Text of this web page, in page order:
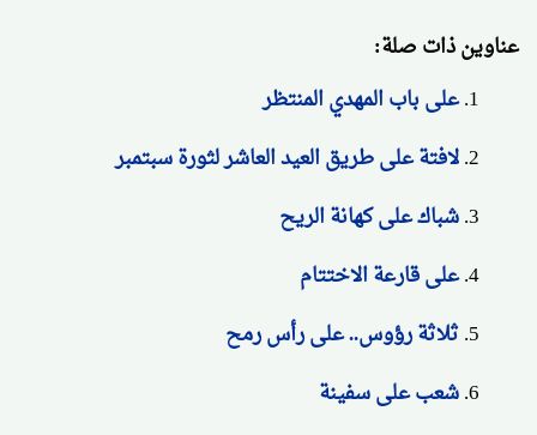
عناوين ذات صلة:
على باب المهدي المنتظر
لافتة على طريق العيد العاشر لثورة سبتمبر
شباك على كهانة الريح
على قارعة الاختتام
ثلاثة رؤوس.. على رأس رمح
شعب على سفينة